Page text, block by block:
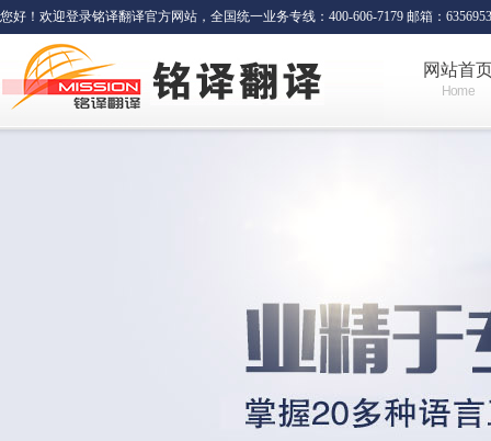
您好！欢迎登录铭译翻译官方网站，全国统一业务专线：400-606-7179 邮箱：
网站首
Home